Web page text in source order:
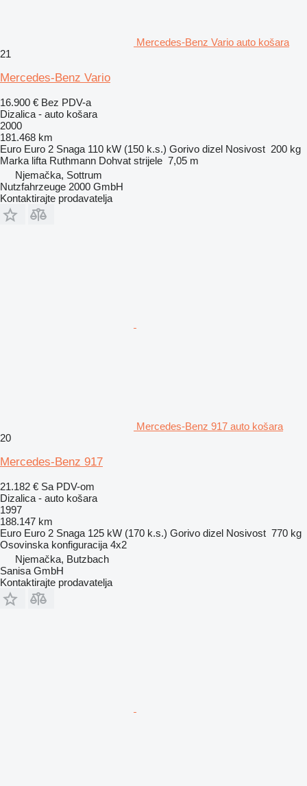
Mercedes-Benz Vario auto košara
21
Mercedes-Benz Vario
16.900 € Bez PDV-a
Dizalica - auto košara
2000
181.468 km
Euro Euro 2 Snaga 110 kW (150 k.s.) Gorivo dizel Nosivost 200 kg
Marka lifta Ruthmann Dohvat strijele 7,05 m
Njemačka, Sottrum
Nutzfahrzeuge 2000 GmbH
Kontaktirajte prodavatelja
Mercedes-Benz 917 auto košara
20
Mercedes-Benz 917
21.182 € Sa PDV-om
Dizalica - auto košara
1997
188.147 km
Euro Euro 2 Snaga 125 kW (170 k.s.) Gorivo dizel Nosivost 770 kg
Osovinska konfiguracija 4x2
Njemačka, Butzbach
Sanisa GmbH
Kontaktirajte prodavatelja